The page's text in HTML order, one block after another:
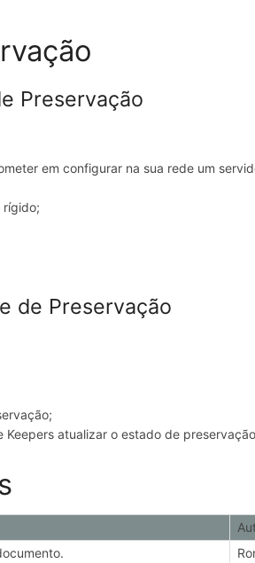
Preservação
em configurar na sua rede um
rígido;
de Preservação
Keepers atualizar o estado de